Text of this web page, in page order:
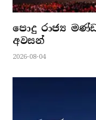
පොදු රාජ්‍ය
අවසන්
2026-08-04